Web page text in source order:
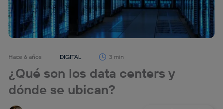
Hace 6 años DIGITAL 3 min
¿Qué son los data centers y
dónde se ubican?